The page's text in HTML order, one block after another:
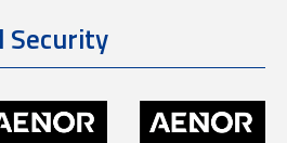
Security